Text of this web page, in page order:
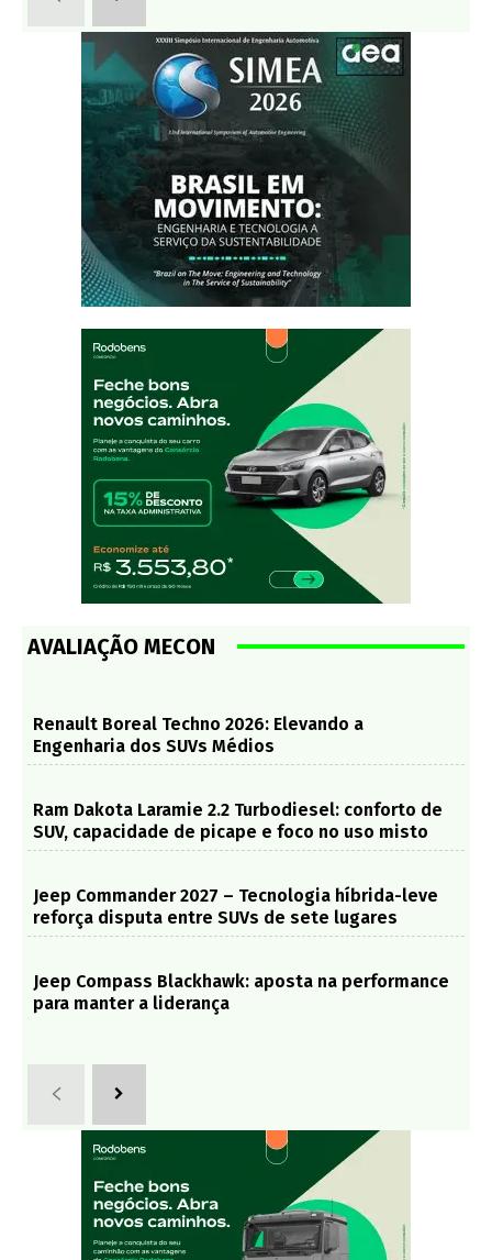
AVALIAÇÃO MECON
Renault Boreal Techno 2026: Elevando a
Engenharia dos SUVs Médios
Ram Dakota Laramie 2.2 Turbodiesel: conforto de
SUV, capacidade de picape e foco no uso misto
Jeep Commander 2027 – Tecnologia híbrida-leve
reforça disputa entre SUVs de sete lugares
Jeep Compass Blackhawk: aposta na performance
para manter a liderança